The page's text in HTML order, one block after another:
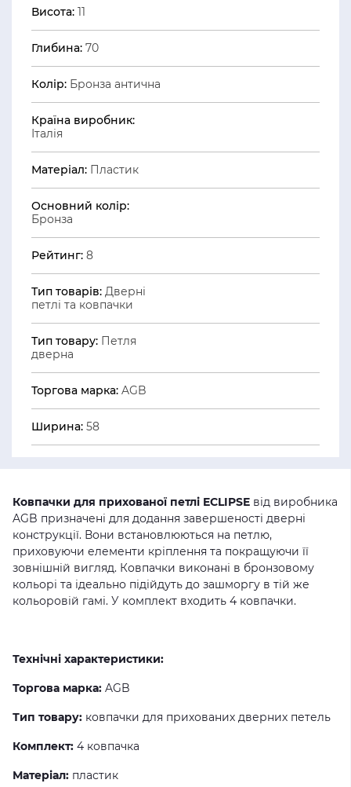
Висота: 11
Глибина: 70
Колір: Бронза антична
Країна виробник:
Італія
Матеріал: Пластик
Основний колір:
Бронза
Рейтинг: 8
Тип товарів: Дверні
петлі та ковпачки
Тип товару: Петля
дверна
Торгова марка: AGB
Ширина: 58
Ковпачки для прихованої петлі ECLIPSE від виробника
AGB призначені для додання завершеності дверні
конструкції. Вони встановлюються на петлю,
приховуючи елементи кріплення та покращуючи її
зовнішній вигляд. Ковпачки виконані в бронзовому
кольорі та ідеально підійдуть до зашморгу в тій же
кольоровій гамі. У комплект входить 4 ковпачки.
Технічні характеристики:
Торгова марка: AGB
Тип товару: ковпачки для прихованих дверних петель
Комплект: 4 ковпачка
Матеріал: пластик